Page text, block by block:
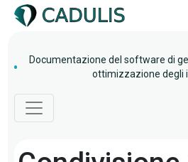
Documentazione del software di
ottimizzazione degli